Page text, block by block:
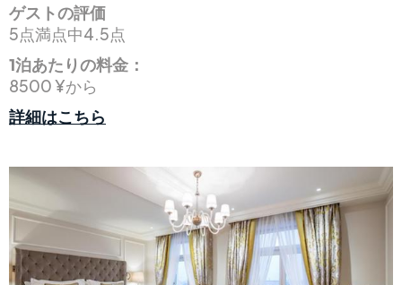
ゲストの評価
5点満点中4.5点
1泊あたりの料金：
8500 ¥から
詳細はこちら